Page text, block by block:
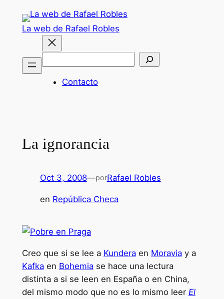
contenido
La web de Rafael Robles
Buscar
Contacto
La ignorancia
Oct 3, 2008—porRafael Robles
en República Checa
Creo que si se lee a Kunderaen Moraviay a
Kafkaen Bohemiase hace una lectura
distinta a si se leen en España o en China,
del mismo modo que no es lo mismo leer El